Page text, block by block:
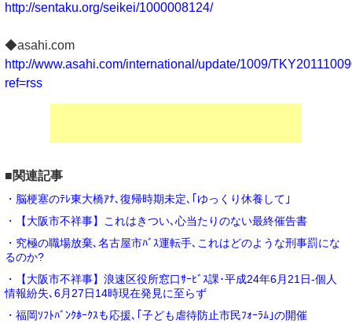
http://sentaku.org/seikei/1000008124/
◆asahi.com
http://www.asahi.com/international/update/1009/
ref=rss
■関連記事
・脳梗塞のﾃﾚ東大橋ｱﾅ､復帰時期未定､｢ゆっくり休養して｣
・【大阪市不祥事】これはきつい､心当たりのない最終催告書
・究極の職場放棄､名古屋市ﾊﾞｽ運転手､これはどのような刑事罰にな
るのか?
・【大阪市不祥事】浪速区役所窓口ｻｰﾋﾞｽ課･平成24年6月21日-個人
情報紛失､6月27日14時現在発見に至らず
・福岡ｿﾌﾄﾊﾞﾝｸﾎｰｸｽも応援､｢子ども虐待防止市民ﾌｫｰﾗﾑ｣の開催